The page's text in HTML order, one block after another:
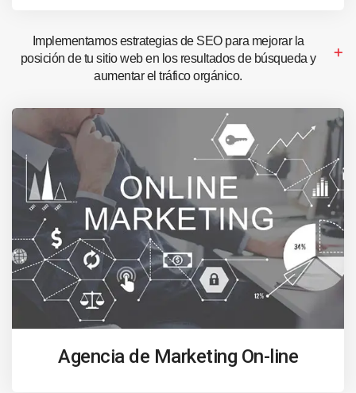
Implementamos estrategias de SEO para mejorar la
posición de tu sitio web en los resultados de búsqueda y
aumentar el tráfico orgánico.
Agencia de Marketing On-line